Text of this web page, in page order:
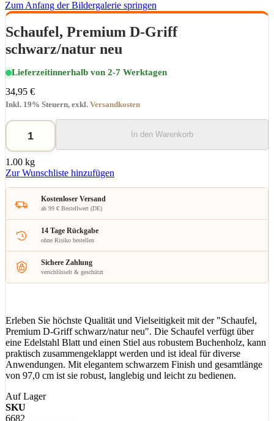
Zum Anfang der Bildergalerie springen
Schaufel, Premium D-Griff
schwarz/natur neu
Lieferzeitinnerhalb von 2-7 Werktagen
34,95 €
Inkl. 19% Steuern, exkl. Versandkosten
In den Warenkorb
1.00 kg
Zur Wunschliste hinzufügen
Kostenloser Versand
ab 99 € Bestellwert (DE)
14 Tage Rückgabe
ohne Risiko bestellen
Sichere Zahlung
verschlüsselt & geschützt
Erleben Sie höchste Qualität und Vielseitigkeit mit der "Schaufel,
Premium D-Griff schwarz/natur neu". Die Schaufel verfügt über
eine Edelstahl Blatt und einen Stiel aus robustem Buchenholz, kann
praktisch zusammengeklappt werden und ist ideal für diverse
Anwendungen. Mit elegantem schwarzem Finish und gesamtlänge
von 97,0 cm ist sie robust, langlebig und leicht zu bedienen.
Auf Lager
SKU
6682